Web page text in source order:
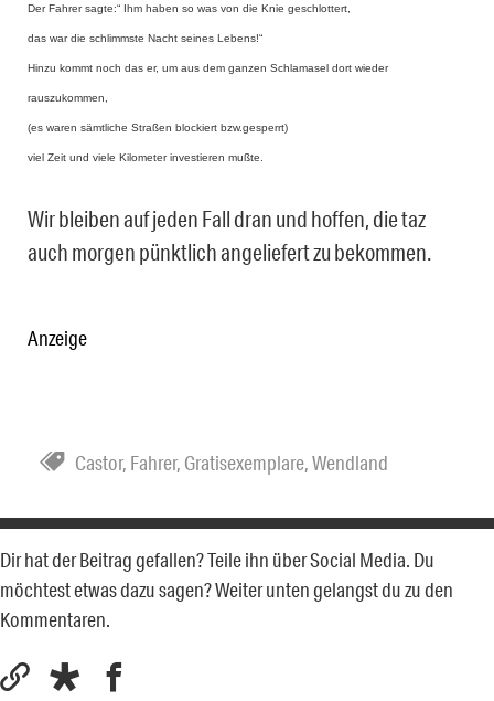
Der Fahrer sagte:“ Ihm haben so was von die Knie geschlottert,
das war die schlimmste Nacht seines Lebens!“
Hinzu kommt noch das er, um aus dem ganzen Schlamasel dort wieder
rauszukommen,
(es waren sämtliche Straßen blockiert bzw.gesperrt)
viel Zeit und viele Kilometer investieren mußte.
Wir bleiben auf jeden Fall dran und hoffen, die taz
auch morgen pünktlich angeliefert zu bekommen.
Anzeige
Castor, Fahrer, Gratisexemplare,Wendland
Dir hat der Beitrag gefallen? Teile ihn über Social Media. Du
möchtest etwas dazu sagen? Weiter unten gelangst du zu den
Kommentaren.